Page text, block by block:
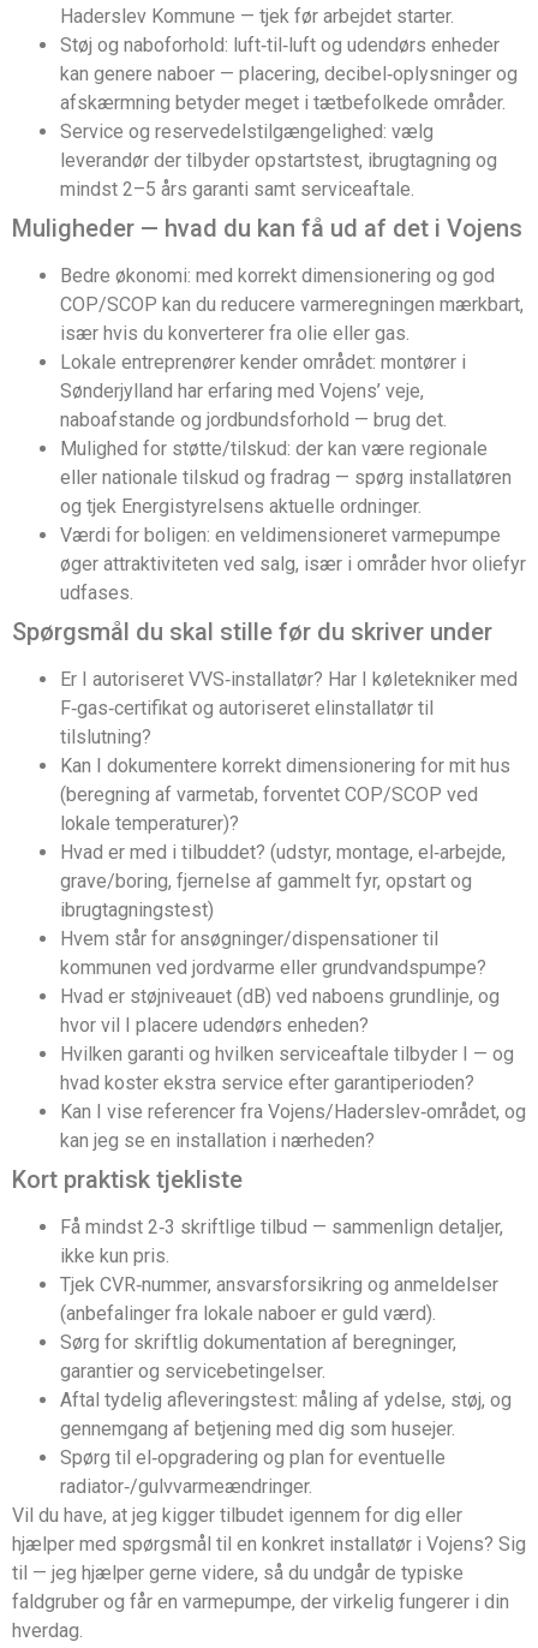
Haderslev Kommune — tjek før arbejdet starter.
Støj og naboforhold: luft‑til‑luft og udendørs enheder
kan genere naboer — placering, decibel‑oplysninger og
afskærmning betyder meget i tætbefolkede områder.
Service og reservedelstilgængelighed: vælg
leverandør der tilbyder opstartstest, ibrugtagning og
mindst 2–5 års garanti samt serviceaftale.
Muligheder — hvad du kan få ud af det i Vojens
Bedre økonomi: med korrekt dimensionering og god
COP/SCOP kan du reducere varmeregningen mærkbart,
især hvis du konverterer fra olie eller gas.
Lokale entreprenører kender området: montører i
Sønderjylland har erfaring med Vojens’ veje,
naboafstande og jordbundsforhold — brug det.
Mulighed for støtte/tilskud: der kan være regionale
eller nationale tilskud og fradrag — spørg installatøren
og tjek Energistyrelsens aktuelle ordninger.
Værdi for boligen: en veldimensioneret varmepumpe
øger attraktiviteten ved salg, især i områder hvor oliefyr
udfases.
Spørgsmål du skal stille før du skriver under
Er I autoriseret VVS‑installatør? Har I køletekniker med
F‑gas‑certifikat og autoriseret elinstallatør til
tilslutning?
Kan I dokumentere korrekt dimensionering for mit hus
(beregning af varmetab, forventet COP/SCOP ved
lokale temperaturer)?
Hvad er med i tilbuddet? (udstyr, montage, el‑arbejde,
grave/boring, fjernelse af gammelt fyr, opstart og
ibrugtagningstest)
Hvem står for ansøgninger/dispensationer til
kommunen ved jordvarme eller grundvandspumpe?
Hvad er støjniveauet (dB) ved naboens grundlinje, og
hvor vil I placere udendørs enheden?
Hvilken garanti og hvilken serviceaftale tilbyder I — og
hvad koster ekstra service efter garantiperioden?
Kan I vise referencer fra Vojens/Haderslev‑området, og
kan jeg se en installation i nærheden?
Kort praktisk tjekliste
Få mindst 2‑3 skriftlige tilbud — sammenlign detaljer,
ikke kun pris.
Tjek CVR‑nummer, ansvarsforsikring og anmeldelser
(anbefalinger fra lokale naboer er guld værd).
Sørg for skriftlig dokumentation af beregninger,
garantier og servicebetingelser.
Aftal tydelig afleveringstest: måling af ydelse, støj, og
gennemgang af betjening med dig som husejer.
Spørg til el‑opgradering og plan for eventuelle
radiator‑/gulvvarmeændringer.
Vil du have, at jeg kigger tilbudet igennem for dig eller
hjælper med spørgsmål til en konkret installatør i Vojens? Sig
til — jeg hjælper gerne videre, så du undgår de typiske
faldgruber og får en varmepumpe, der virkelig fungerer i din
hverdag.